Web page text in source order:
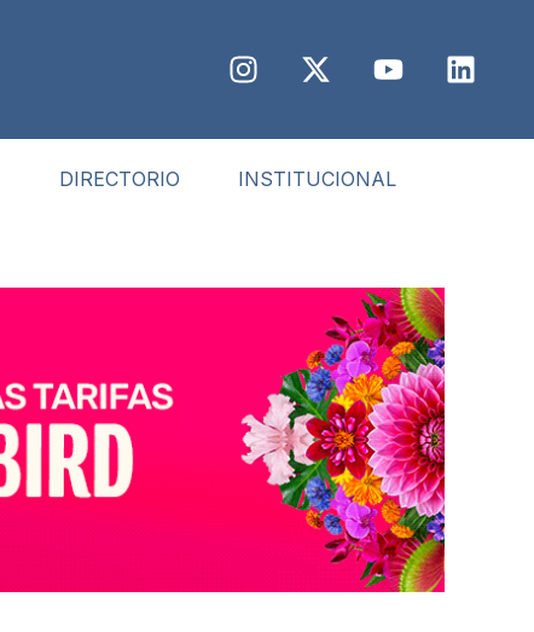
DIRECTORIO INSTITUCIONAL